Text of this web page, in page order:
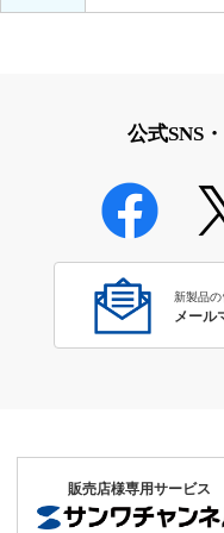
公式SNS
新製品
メール
販売店様専用サービス